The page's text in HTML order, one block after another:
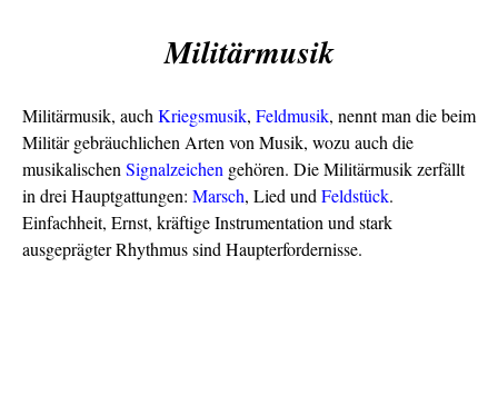
Militärmusik
Militärmusik, auchKriegsmusik, Feldmusik, nennt man die beim
Militär gebräuchlichen Arten von Musik, wozu auch die
musikalischenSignalzeichen gehören. Die Militärmusik zerfällt
in drei Hauptgattungen: Marsch, Lied undFeldstück.
Einfachheit, Ernst, kräftige Instrumentation und stark
ausgeprägter Rhythmus sind Haupterfordernisse.